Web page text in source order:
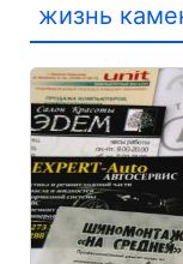
жизнь